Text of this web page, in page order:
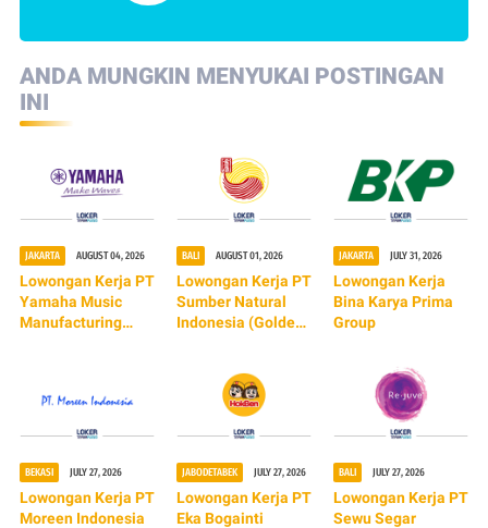
ANDA MUNGKIN MENYUKAI POSTINGAN
INI
JAKARTA AUGUST 04, 2026
Lowongan Kerja PT
Yamaha Music
Manufacturing
BALI AUGUST 01, 2026
Lowongan Kerja PT
Sumber Natural
Indonesia (Golden
JAKARTA JULY 31, 2026
Lowongan Kerja
Bina Karya Prima
Group
BEKASI JULY 27, 2026
Lowongan Kerja PT
Moreen Indonesia
JABODETABEK JULY 27, 2026
Lowongan Kerja PT
Eka Bogainti
BALI JULY 27, 2026
Lowongan Kerja PT
Sewu Segar